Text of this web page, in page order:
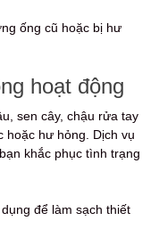
ống cũ hoặc bị hư
hoạt động
sen cây, chậu rửa tay
hoặc hư hỏng. Dịch vụ
khắc phục tình trạng
để làm sạch thiết